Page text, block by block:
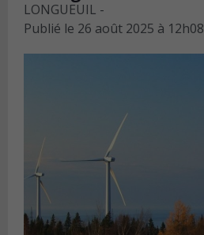
LONGUEUIL -
Publié le 26 août 2025 à 12h08